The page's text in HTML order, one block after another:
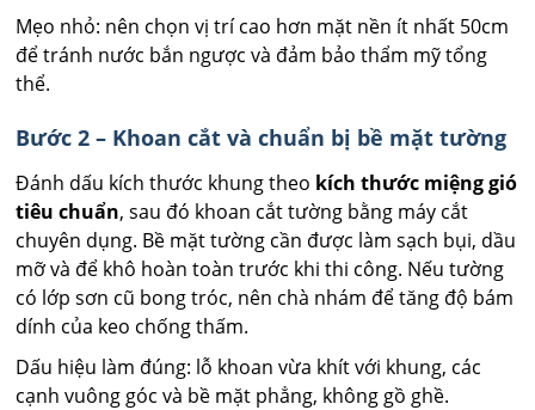
Mẹo nhỏ: nên chọn vị trí cao hơn mặt nền ít nhất 50cm
để tránh nước bắn ngược và đảm bảo thẩm mỹ tổng
thể.
Bước 2 – Khoan cắt và chuẩn bị bề mặt tường
Đánh dấu kích thước khung theo kích thước miệng gió
tiêu chuẩn, sau đó khoan cắt tường bằng máy cắt
chuyên dụng. Bề mặt tường cần được làm sạch bụi, dầu
mỡ và để khô hoàn toàn trước khi thi công. Nếu tường
có lớp sơn cũ bong tróc, nên chà nhám để tăng độ bám
dính của keo chống thấm.
Dấu hiệu làm đúng: lỗ khoan vừa khít với khung, các
cạnh vuông góc và bề mặt phẳng, không gồ ghề.